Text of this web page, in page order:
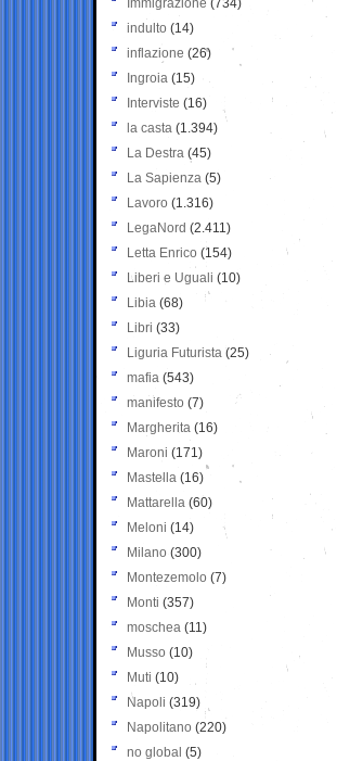
Immigrazione (734)
indulto (14)
inflazione (26)
Ingroia (15)
Interviste (16)
la casta (1.394)
La Destra (45)
La Sapienza (5)
Lavoro (1.316)
LegaNord (2.411)
Letta Enrico (154)
Liberi e Uguali (10)
Libia (68)
Libri (33)
Liguria Futurista (25)
mafia (543)
manifesto (7)
Margherita (16)
Maroni (171)
Mastella (16)
Mattarella (60)
Meloni (14)
Milano (300)
Montezemolo (7)
Monti (357)
moschea (11)
Musso (10)
Muti (10)
Napoli (319)
Napolitano (220)
no global (5)